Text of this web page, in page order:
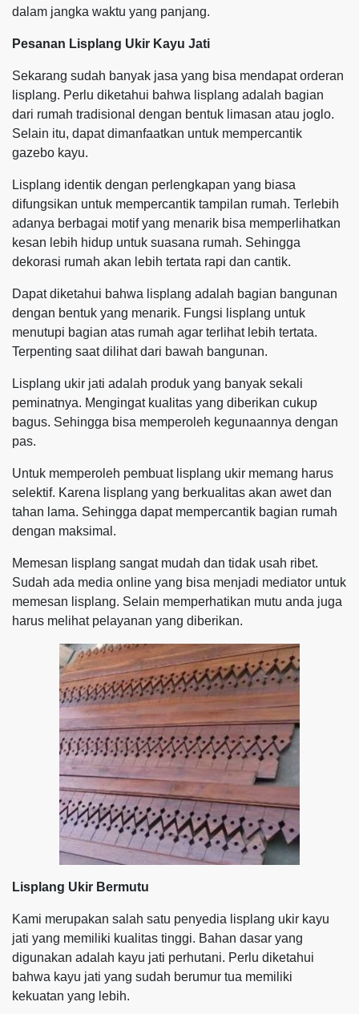
dalam jangka waktu yang panjang.
Pesanan Lisplang Ukir Kayu Jati
Sekarang sudah banyak jasa yang bisa mendapat orderan
lisplang. Perlu diketahui bahwa lisplang adalah bagian
dari rumah tradisional dengan bentuk limasan atau joglo.
Selain itu, dapat dimanfaatkan untuk mempercantik
gazebo kayu.
Lisplang identik dengan perlengkapan yang biasa
difungsikan untuk mempercantik tampilan rumah. Terlebih
adanya berbagai motif yang menarik bisa memperlihatkan
kesan lebih hidup untuk suasana rumah. Sehingga
dekorasi rumah akan lebih tertata rapi dan cantik.
Dapat diketahui bahwa lisplang adalah bagian bangunan
dengan bentuk yang menarik. Fungsi lisplang untuk
menutupi bagian atas rumah agar terlihat lebih tertata.
Terpenting saat dilihat dari bawah bangunan.
Lisplang ukir jati adalah produk yang banyak sekali
peminatnya. Mengingat kualitas yang diberikan cukup
bagus. Sehingga bisa memperoleh kegunaannya dengan
pas.
Untuk memperoleh pembuat lisplang ukir memang harus
selektif. Karena lisplang yang berkualitas akan awet dan
tahan lama. Sehingga dapat mempercantik bagian rumah
dengan maksimal.
Memesan lisplang sangat mudah dan tidak usah ribet.
Sudah ada media online yang bisa menjadi mediator untuk
memesan lisplang. Selain memperhatikan mutu anda juga
harus melihat pelayanan yang diberikan.
Lisplang Ukir Bermutu
Kami merupakan salah satu penyedia lisplang ukir kayu
jati yang memiliki kualitas tinggi. Bahan dasar yang
digunakan adalah kayu jati perhutani. Perlu diketahui
bahwa kayu jati yang sudah berumur tua memiliki
kekuatan yang lebih.